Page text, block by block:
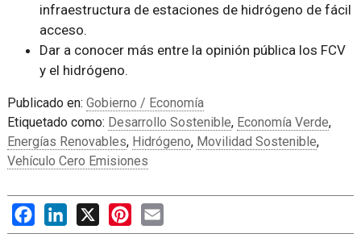
infraestructura de estaciones de hidrógeno de fácil
acceso.
Dar a conocer más entre la opinión pública los FCV
y el hidrógeno.
Publicado en: Gobierno / Economía
Etiquetado como: Desarrollo Sostenible, Economía Verde,
Energías Renovables, Hidrógeno, Movilidad Sostenible,
Vehículo Cero Emisiones
FacebookLinkedIn
X PinterestEmail